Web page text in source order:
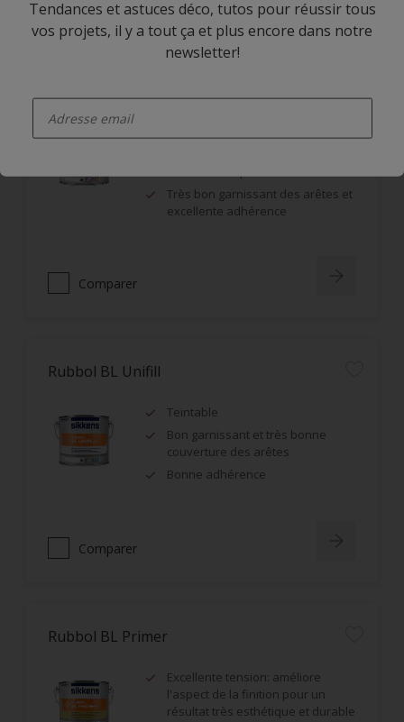
Très bon garnissant des arêtes et
excellente adhérence
Comparer
Rubbol BL Unifill
Teintable
Bon garnissant et très bonne
couverture des arêtes
Bonne adhérence
Comparer
Rubbol BL Primer
Excellente tension: améliore
l'aspect de la finition pour un
résultat très esthétique et durable
Tendances et astuces déco, tutos pour réussir tous
vos projets, il y a tout ça et plus encore dans notre
newsletter!